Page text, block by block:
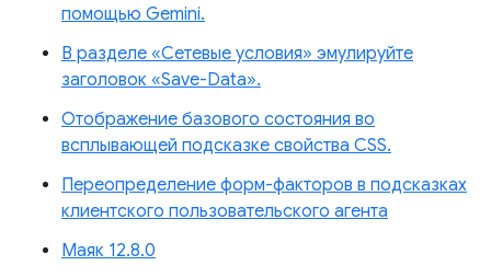
помощью Gemini.
В разделе «Сетевые условия» эмулируйте
заголовок «Save-Data».
Отображение базового состояния во
всплывающей подсказке свойства CSS.
Переопределение форм-факторов в подсказках
клиентского пользовательского агента
Маяк 12.8.0